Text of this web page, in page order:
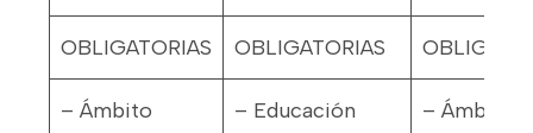
OBLIGATORIAS OBLIGATORIAS
– Ámbito
– Educación
– Ámbito